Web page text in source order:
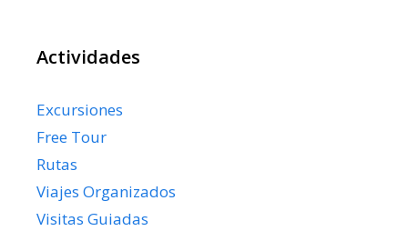
Actividades
Excursiones
Free Tour
Rutas
Viajes Organizados
Visitas Guiadas